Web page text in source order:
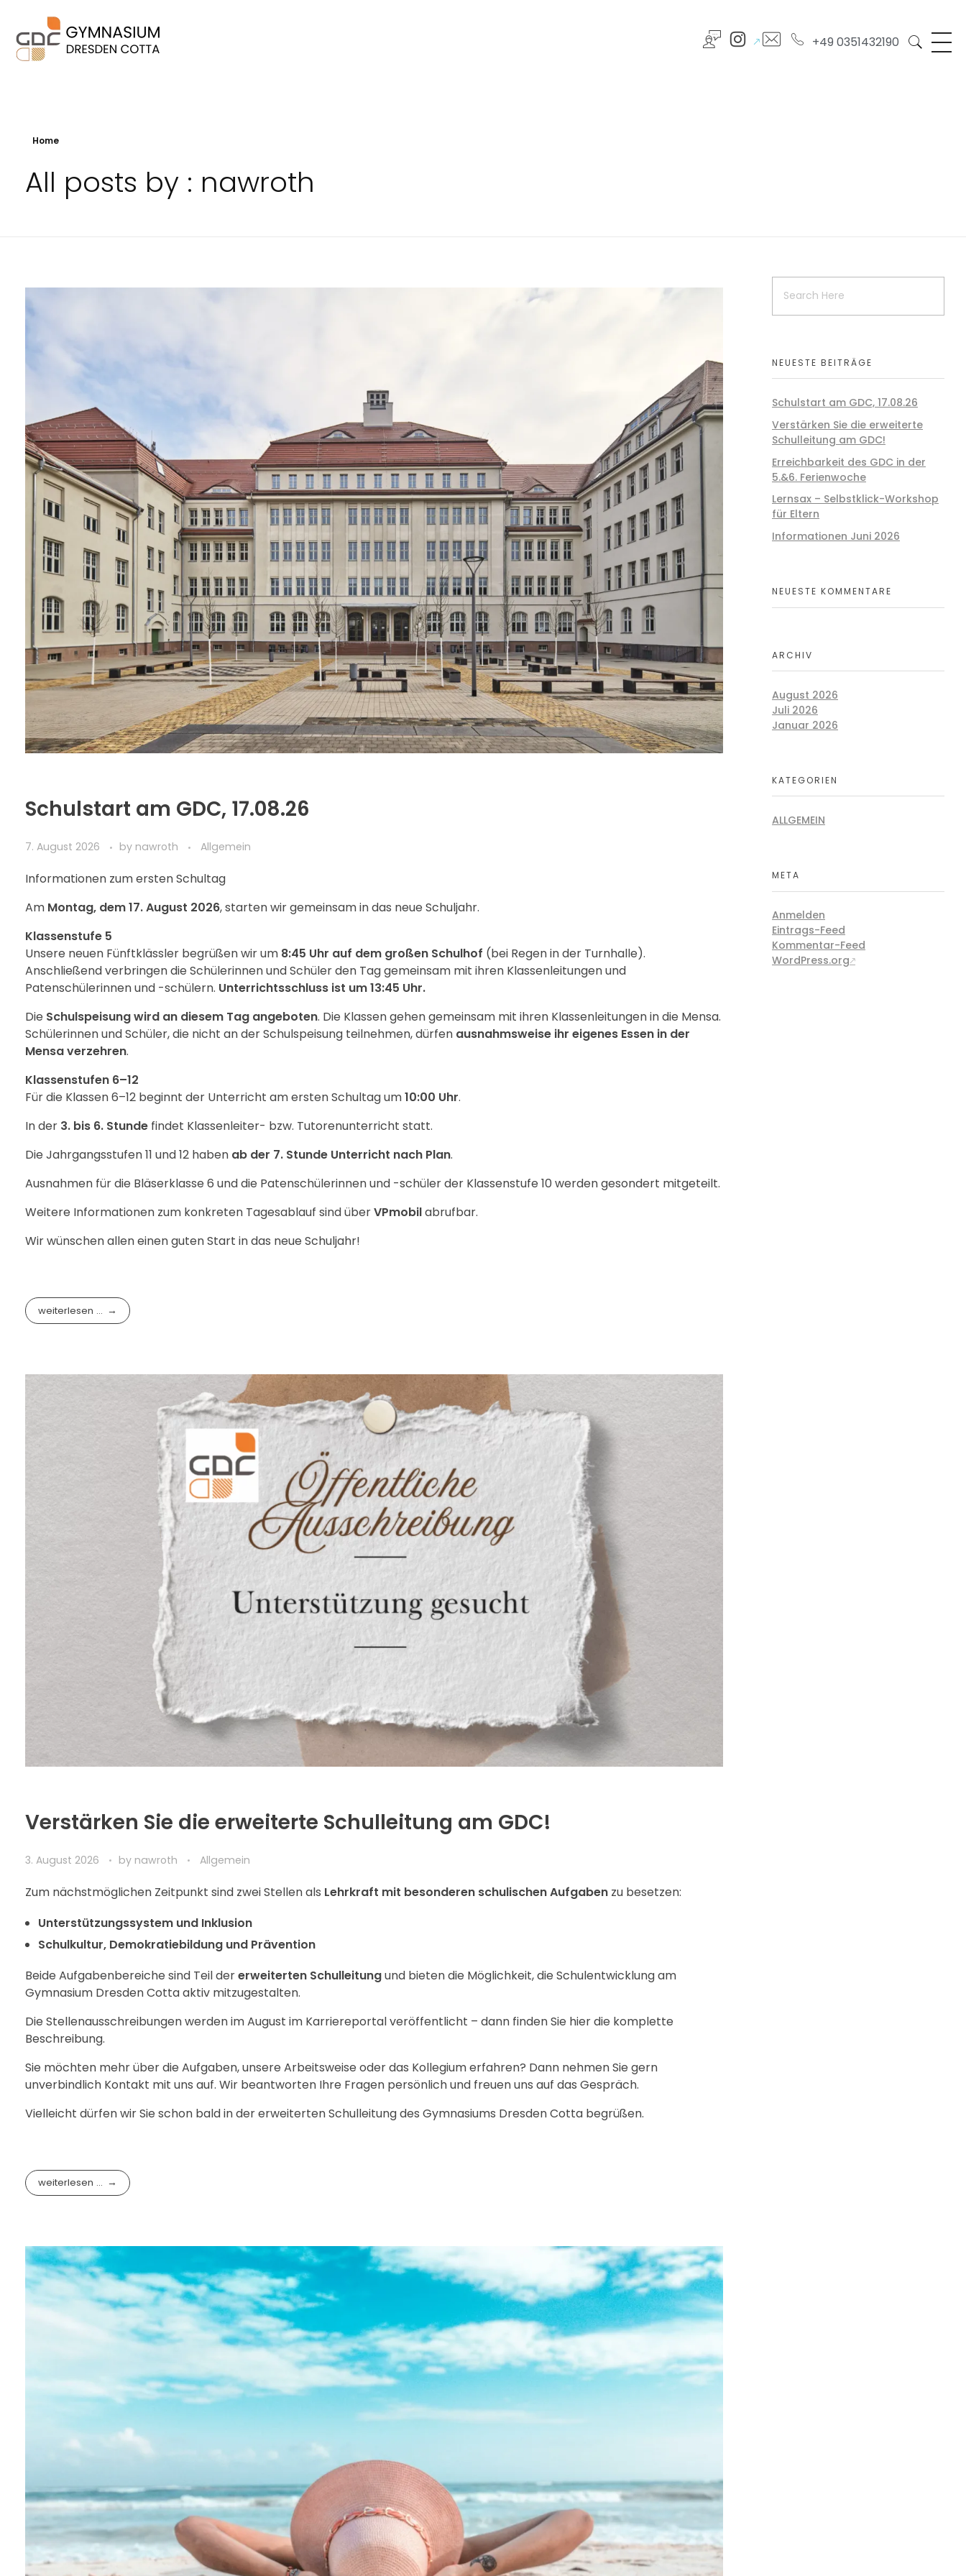
+49 0351432190
Home
All posts by : nawroth
Schulstart am GDC, 17.08.26
7. August 2026 by nawroth Allgemein
Informationen zum ersten Schultag
Am Montag, dem 17. August 2026, starten wir gemeinsam in das neue Schuljahr.
Klassenstufe 5
Unsere neuen Fünftklässler begrüßen wir um 8:45 Uhr auf dem großen Schulhof (bei Regen in der Turnhalle).
Anschließend verbringen die Schülerinnen und Schüler den Tag gemeinsam mit ihren Klassenleitungen und
Patenschülerinnen und -schülern. Unterrichtsschluss ist um 13:45 Uhr.
Die Schulspeisung wird an diesem Tag angeboten. Die Klassen gehen gemeinsam mit ihren Klassenleitungen in die Mensa.
Schülerinnen und Schüler, die nicht an der Schulspeisung teilnehmen, dürfen ausnahmsweise ihr eigenes Essen in der
Mensa verzehren.
Klassenstufen 6–12
Für die Klassen 6–12 beginnt der Unterricht am ersten Schultag um10:00 Uhr.
In der 3. bis 6. Stunde findet Klassenleiter- bzw. Tutorenunterricht statt.
Die Jahrgangsstufen 11 und 12 haben ab der 7. Stunde Unterricht nach Plan.
Ausnahmen für die Bläserklasse 6 und die Patenschülerinnen und -schüler der Klassenstufe 10 werden gesondert mitgeteilt.
Weitere Informationen zum konkreten Tagesablauf sind überVPmobilabrufbar.
Wir wünschen allen einen guten Start in das neue Schuljahr!
weiterlesen ...
Verstärken Sie die erweiterte Schulleitung am GDC!
3. August 2026 by nawroth Allgemein
Zum nächstmöglichen Zeitpunkt sind zwei Stellen als Lehrkraft mit besonderen schulischen Aufgaben zu besetzen:
Unterstützungssystem und Inklusion
Schulkultur, Demokratiebildung und Prävention
Beide Aufgabenbereiche sind Teil dererweiterten Schulleitungund bieten die Möglichkeit, die Schulentwicklung am
Gymnasium Dresden Cotta aktiv mitzugestalten.
Die Stellenausschreibungen werden im August im Karriereportal veröffentlicht – dann finden Sie hier die komplette
Beschreibung.
Sie möchten mehr über die Aufgaben, unsere Arbeitsweise oder das Kollegium erfahren? Dann nehmen Sie gern
unverbindlich Kontakt mit uns auf. Wir beantworten Ihre Fragen persönlich und freuen uns auf das Gespräch.
Vielleicht dürfen wir Sie schon bald in der erweiterten Schulleitung des Gymnasiums Dresden Cotta begrüßen.
weiterlesen ...
NEUESTE BEITRÄGE
Schulstart am GDC, 17.08.26
Verstärken Sie die erweiterte
Schulleitung am GDC!
Erreichbarkeit des GDC in der
5.&6. Ferienwoche
Lernsax – Selbstklick-Workshop
für Eltern
Informationen Juni 2026
NEUESTE KOMMENTARE
ARCHIV
August 2026
Juli 2026
Januar 2026
KATEGORIEN
ALLGEMEIN
META
Anmelden
Eintrags-Feed
Kommentar-Feed
WordPress.org